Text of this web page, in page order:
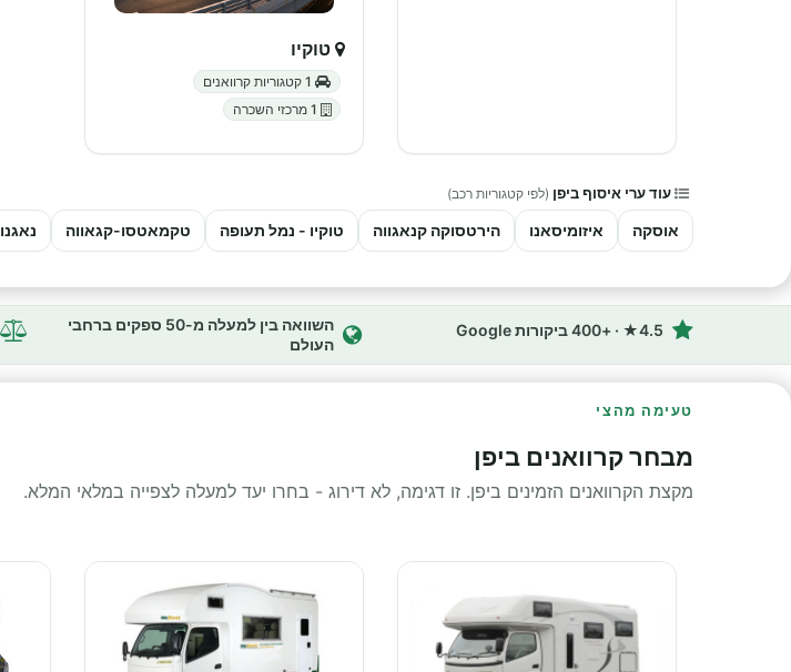
טוקיו
עוד ערי איסוף ביפן (לפי קטגוריות רכב)
אוסקה איזומיסאנו הירטסוקה קנאגווה טוקיו - נמל תעופה טקמאטסו-קגאווה נאגנו
4.5★ · +400 ביקורות Google
השוואה בין למעלה מ-50 ספקים ברחבי
העולם
טעימה מהצי
מבחר קרוואנים ביפן
מקצת הקרוואנים הזמינים ביפן. זו דגימה, לא דירוג - בחרו יעד למעלה לצפייה במלאי המלא.